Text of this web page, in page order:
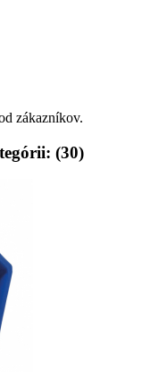
zákazníkov.
(30)